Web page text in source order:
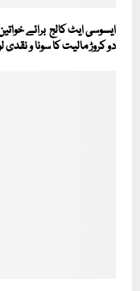
ایسوسی ایٹ کالج برائے
دو کروڑ مالیت کا سونا و نقدی